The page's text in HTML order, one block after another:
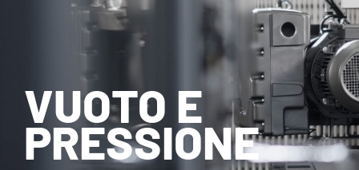
HOME
VUOTO E
PRESSIONE